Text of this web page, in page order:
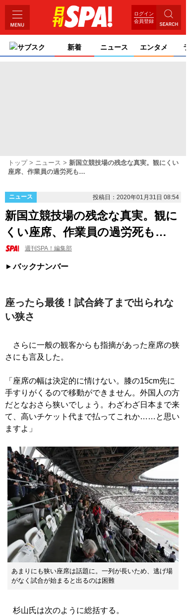
ログイン
会員登録
サブスク 新着 ニュース エンタメ
トップ ニュース
新国立競技場の残念な真実。観にくい
座席、作業員の過労死も…
ニュース 投稿日：2020年01月31日 08:54
新国立競技場の残念な真実。観に
くい座席、作業員の過労死も…
週刊SPA！編集部
バックナンバー
座ったら最後！試合終了まで出られな
い狭さ
さらに一般の観客からも指摘があった座席の狭
さにも言及した。
「座席の幅は決定的に情けない。膝の15cm先に
手すりがくるので移動ができません。外国人の方
だとなおさら狭いでしょう。わざわざ日本まで来
て、高いチケット代まで払ってこれか……と思い
ますよ」
あまりにも狭い座席は話題に。一列が長いため、逃げ場
がなく試合が始まると出るのは困難
杉山氏は次のように総括する。